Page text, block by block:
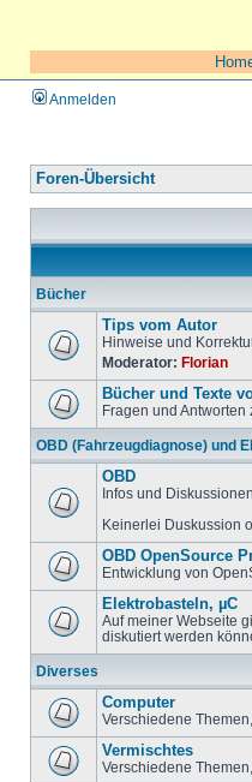
Anmelden
Foren-Übersicht
Bücher
Tips vom Autor
Hinweise und
Moderator: Florian
Bücher und Texte
Fragen und Antworten
OBD (Fahrzeugdiagnose) und
OBD
Infos und
Keinerlei Duskussion
OBD OpenSource
Entwicklung von
Elektrobasteln, µC
Auf meiner Webseite
diskutiert werden
Diverses
Computer
Verschiedene
Vermischtes
Verschiedene